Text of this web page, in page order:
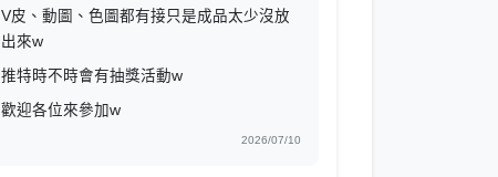
V皮、動圖、色圖都有接只是成品太少沒放
出來w
推特時不時會有抽獎活動w
歡迎各位來參加w
2026/07/10